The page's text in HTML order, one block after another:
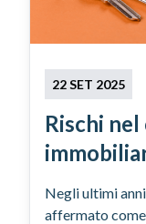
22 SET 2025
Rischi
di
Negli ultimi
affermato